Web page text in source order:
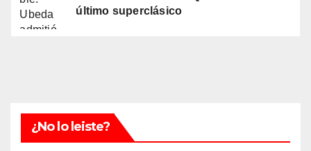
último superclásico
¿No lo leiste?